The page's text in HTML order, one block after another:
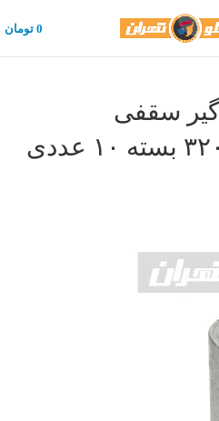
0 تومان
گیر سقفی
آلومینیومی مدل ۳۲۰ بسته ۱۰ عددی